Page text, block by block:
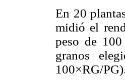
En 20
midió el
peso de
granos
100×RG/